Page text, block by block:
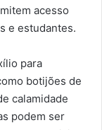
acesso
e estudantes.
para
botijões de
calamidade
podem ser